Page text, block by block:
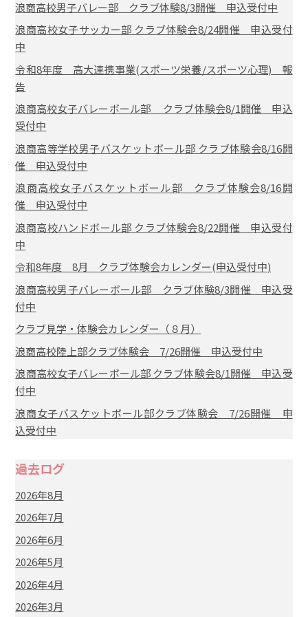
浪商高校男子バレー部 クラブ体験8/3開催 申込受付中
浪商高校女子サッカー部 クラブ体験会8/24開催 申込受付
中
令和8年度 高大連携事業(スポーツ栄養/スポーツ心理) 報
告
浪商高校女子バレーボール部 クラブ体験会8/1開催 申込
受付中
浪商高等学校男子バスケットボール部 クラブ体験会8/16開
催 申込受付中
浪商高校女子バスケットボール部 クラブ体験会8/16開
催 申込受付中
浪商高校ハンドボール部 クラブ体験会8/22開催 申込受付
中
令和8年度 8月 クラブ体験会カレンダー(申込受付中)
浪商高校男子バレーボール部 クラブ体験8/3開催 申込受
付中
クラブ見学・体験会カレンダー（８月）
浪商高校陸上部クラブ体験会 7/26開催 申込受付中
浪商高校女子バレーボール部 クラブ体験会8/1開催 申込受
付中
浪商女子バスケットボール部クラブ体験会 7/26開催 申
込受付中
過去ログ
2026年8月
2026年7月
2026年6月
2026年5月
2026年4月
2026年3月